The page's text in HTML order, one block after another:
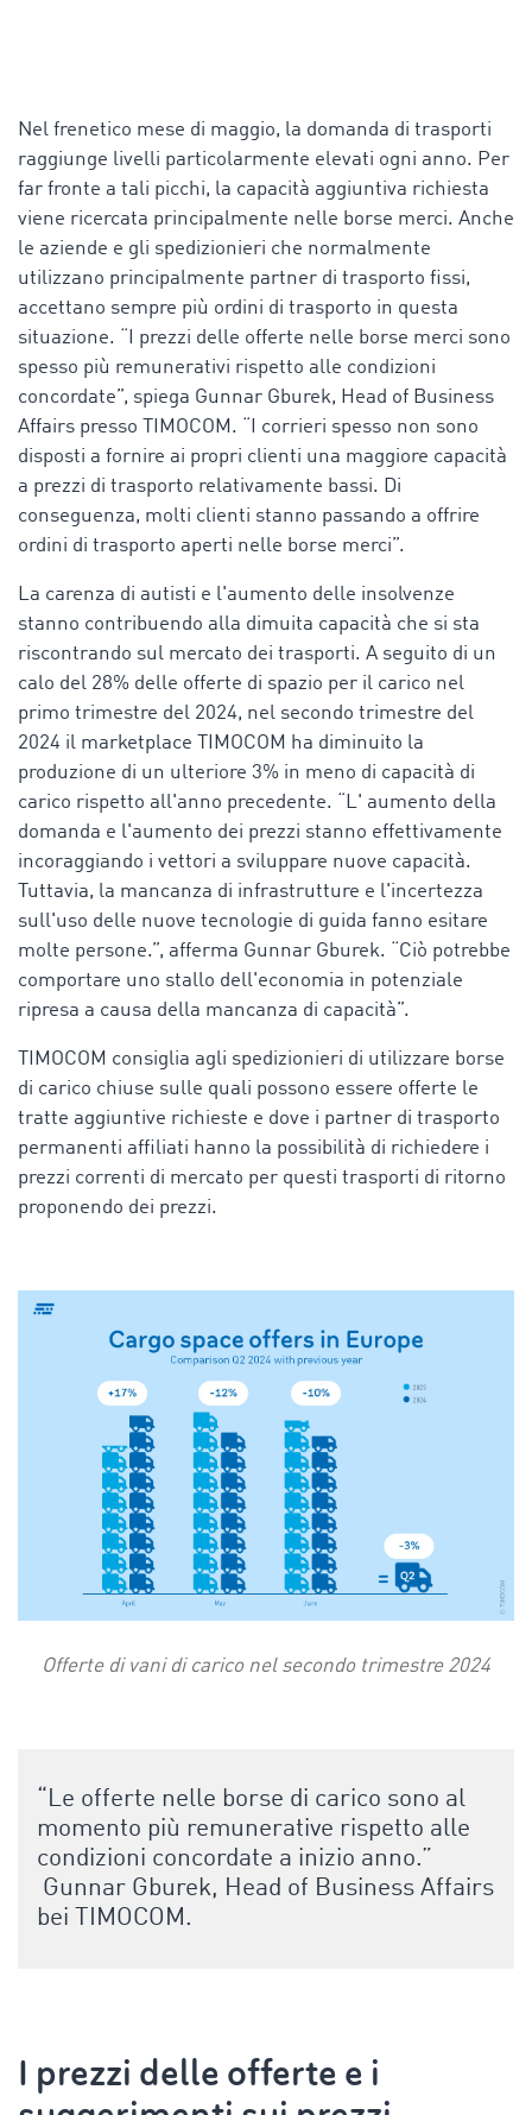
Nel frenetico mese di maggio, la domanda di trasporti
raggiunge livelli particolarmente elevati ogni anno. Per
far fronte a tali picchi, la capacità aggiuntiva richiesta
viene ricercata principalmente nelle borse merci. Anche
le aziende e gli spedizionieri che normalmente
utilizzano principalmente partner di trasporto fissi,
accettano sempre più ordini di trasporto in questa
situazione. “I prezzi delle offerte nelle borse merci sono
spesso più remunerativi rispetto alle condizioni
concordate”, spiega Gunnar Gburek, Head of Business
Affairs presso TIMOCOM. “I corrieri spesso non sono
disposti a fornire ai propri clienti una maggiore capacità
a prezzi di trasporto relativamente bassi. Di
conseguenza, molti clienti stanno passando a offrire
ordini di trasporto aperti nelle borse merci”.
La carenza di autisti e l'aumento delle insolvenze
stanno contribuendo alla dimuita capacità che si sta
riscontrando sul mercato dei trasporti. A seguito di un
calo del 28% delle offerte di spazio per il carico nel
primo trimestre del 2024, nel secondo trimestre del
2024 il marketplace TIMOCOM ha diminuito la
produzione di un ulteriore 3% in meno di capacità di
carico rispetto all'anno precedente. “L' aumento della
domanda e l'aumento dei prezzi stanno effettivamente
incoraggiando i vettori a sviluppare nuove capacità.
Tuttavia, la mancanza di infrastrutture e l'incertezza
sull'uso delle nuove tecnologie di guida fanno esitare
molte persone.”, afferma Gunnar Gburek. “Ciò potrebbe
comportare uno stallo dell'economia in potenziale
ripresa a causa della mancanza di capacità”.
TIMOCOM consiglia agli spedizionieri di utilizzare borse
di carico chiuse sulle quali possono essere offerte le
tratte aggiuntive richieste e dove i partner di trasporto
permanenti affiliati hanno la possibilità di richiedere i
prezzi correnti di mercato per questi trasporti di ritorno
proponendo dei prezzi.
Offerte di vani di carico nel secondo trimestre 2024
“Le offerte nelle borse di carico sono al
momento più remunerative rispetto alle
condizioni concordate a inizio anno.”
Gunnar Gburek, Head of Business Affairs
bei TIMOCOM.
I prezzi delle offerte e i